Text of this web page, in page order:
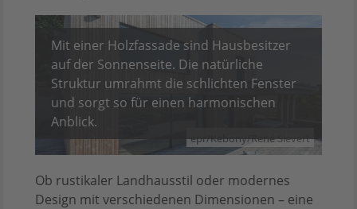
epr/Kebony/René Sievert
Mit einer Holzfassade sind Hausbesitzer
auf der Sonnenseite. Die natürliche
Struktur umrahmt die schlichten Fenster
und sorgt so für einen harmonischen
Anblick.
Ob rustikaler Landhausstil oder modernes
Design mit verschiedenen Dimensionen – eine